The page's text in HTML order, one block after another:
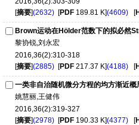
[摘要](2632) [PDF 189.81 K](4609) [
Brown运动在Hölder范数下的拟必然
黎协锐,刘永宏
2016,36(2):310-318
[摘要](2885) [PDF 217.37 K](4188) [
一类非自治随机微分方程的均方渐近概
姚慧丽,王健伟
2016,36(2):319-327
[摘要](2978) [PDF 190.33 K](4377) [